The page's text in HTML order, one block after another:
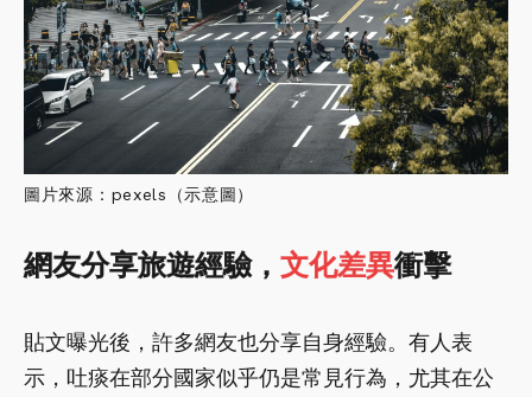
圖片來源：pexels（示意圖）
網友分享旅遊經驗， 文化差異衝擊
貼文曝光後，許多網友也分享自身經驗。有人表
示，吐痰在部分國家似乎仍是常見行為，尤其在公